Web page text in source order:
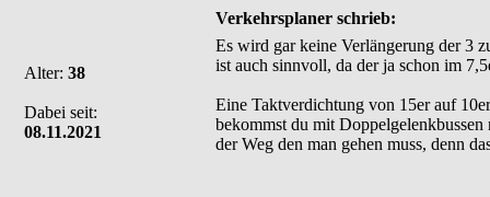
Alter: 38
Dabei seit:
08.11.2021
Verkehrsplaner schrieb:
Es wird gar keine Verlängerung der 3
ist auch sinnvoll, da der ja schon im
Eine Taktverdichtung von 15er auf
bekommst du mit
der Weg den man gehen muss, denn